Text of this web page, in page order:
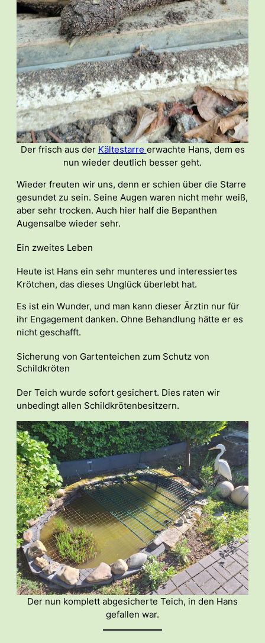
Der frisch aus der Kältestarre erwachte Hans, dem es
nun wieder deutlich besser geht.
Wieder freuten wir uns, denn er schien über die Starre
gesundet zu sein. Seine Augen waren nicht mehr weiß,
aber sehr trocken. Auch hier half die Bepanthen
Augensalbe wieder sehr.
Ein zweites Leben
Heute ist Hans ein sehr munteres und interessiertes
Krötchen, das dieses Unglück überlebt hat.
Es ist ein Wunder, und man kann dieser Ärztin nur für
ihr Engagement danken. Ohne Behandlung hätte er es
nicht geschafft.
Sicherung von Gartenteichen zum Schutz von
Schildkröten
Der Teich wurde sofort gesichert. Dies raten wir
unbedingt allen Schildkrötenbesitzern.
Der nun komplett abgesicherte Teich, in den Hans
gefallen war.